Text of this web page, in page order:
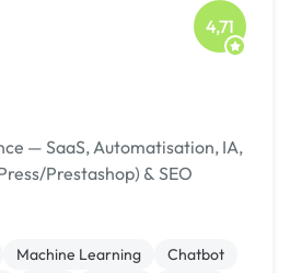
4,71
— SaaS, Automatisation, IA,
Prestashop) & SEO
Machine Learning
Chatbot